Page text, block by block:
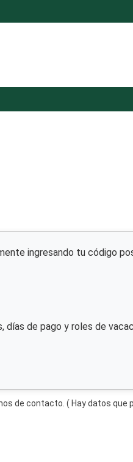
ingresando tu código
días de pago y roles de
de contacto. ( Hay datos que